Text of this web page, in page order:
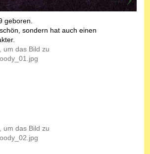
geboren.
sondern hat auch einen